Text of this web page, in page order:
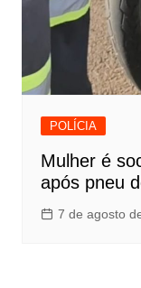
POLÍCIA
Mulher é
após pneu
7 de agosto